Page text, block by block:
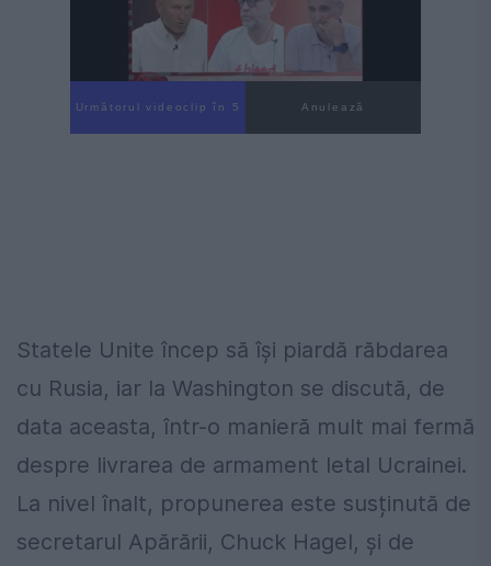
Următorul videoclip în 3 Anulează
Statele Unite încep să își piardă răbdarea
cu Rusia, iar la Washington se discută, de
data aceasta, într-o manieră mult mai fermă
despre livrarea de armament letal Ucrainei.
La nivel înalt, propunerea este susținută de
secretarul Apărării, Chuck Hagel, și de